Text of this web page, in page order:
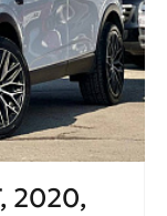
2020,